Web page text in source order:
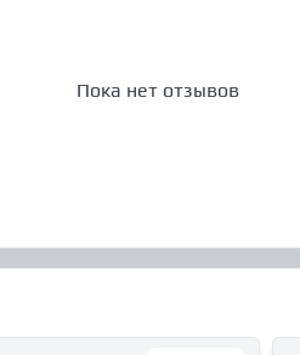
Пока нет отзывов